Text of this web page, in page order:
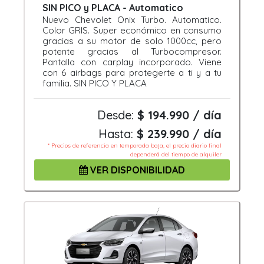
SIN PICO y PLACA - Automatico
Nuevo Chevolet Onix Turbo. Automatico.
Color GRIS. Super económico en consumo
gracias a su motor de solo 1000cc, pero
potente gracias al Turbocompresor.
Pantalla con carplay incorporado. Viene
con 6 airbags para protegerte a ti y a tu
familia. SIN PICO Y PLACA
Desde: $ 194.990 / día
Hasta: $ 239.990 / día
* Precios de referencia en temporada baja, el precio diario final
dependerá del tiempo de alquiler
VER DISPONIBILIDAD